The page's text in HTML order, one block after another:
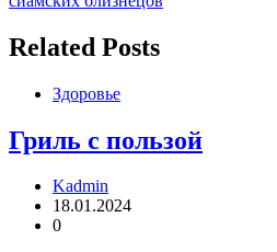
Related Posts
Здоровье
Гриль с пользой
Kadmin
18.01.2024
0